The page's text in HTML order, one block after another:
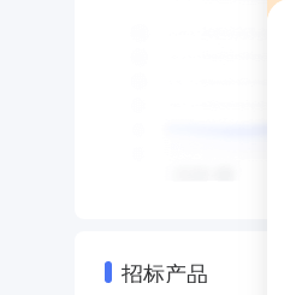
招标产品